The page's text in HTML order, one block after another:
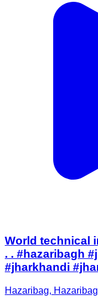
World technical
. . #hazaribagh
#jharkhandi
Hazaribag,